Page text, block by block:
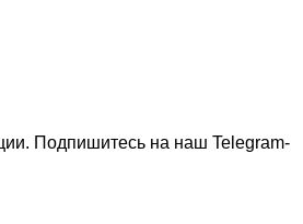
Подпишитесь на наш Telegram-